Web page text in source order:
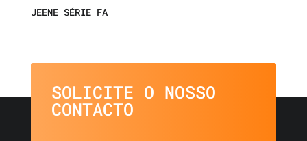
JEENE SÉRIE FA
SOLICITE O NOSSO
CONTACTO